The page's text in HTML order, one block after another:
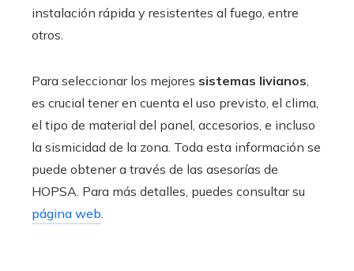
instalación rápida y resistentes al fuego, entre
otros.
Para seleccionar los mejores sistemas livianos,
es crucial tener en cuenta el uso previsto, el clima,
el tipo de material del panel, accesorios, e incluso
la sismicidad de la zona. Toda esta información se
puede obtener a través de las asesorías de
HOPSA. Para más detalles, puedes consultar su
página web.